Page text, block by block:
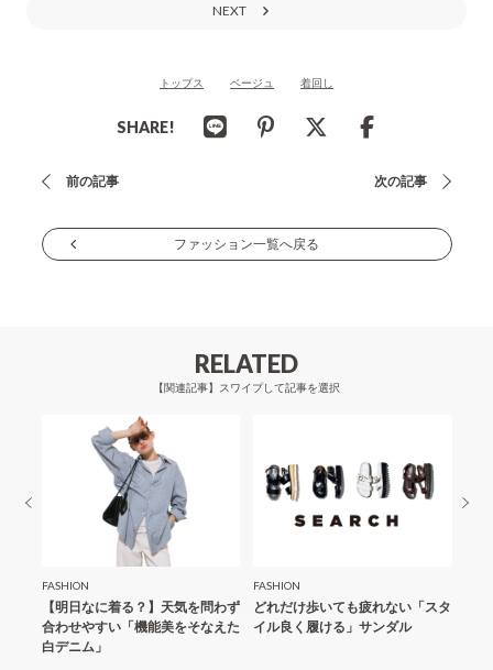
NEXT
トップス ベージュ 着回し
SHARE!
投
ナ
前の記事 次の記事
ファッション一覧へ戻る
RELATED
【関連記事】スワイプして記事を選択
FASHION
【明日なに着る？】天気を問わず
合わせやすい「機能美をそなえた
白デニム」
FASHION
どれだけ歩いても疲れない「スタ
イル良く履ける」サンダル